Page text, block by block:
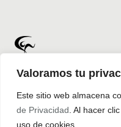
Valoramos tu
Este sitio web almacena
de Privacidad . Al hacer
uso de cookies.
InicioTrabajos